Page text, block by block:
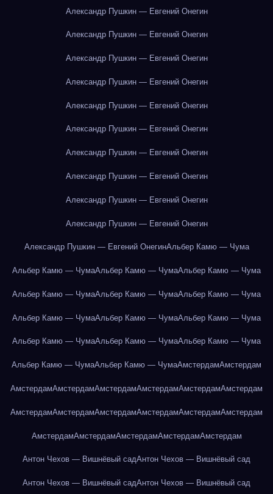
Александр Пушкин — Евгений Онегин
Александр Пушкин — Евгений Онегин
Александр Пушкин — Евгений Онегин
Александр Пушкин — Евгений Онегин
Александр Пушкин — Евгений Онегин
Александр Пушкин — Евгений Онегин
Александр Пушкин — Евгений Онегин
Александр Пушкин — Евгений Онегин
Александр Пушкин — Евгений Онегин
Александр Пушкин — Евгений Онегин
Александр Пушкин — Евгений ОнегинАльбер Камю — Чума
Альбер Камю — ЧумаАльбер Камю — ЧумаАльбер Камю — Чума
Альбер Камю — ЧумаАльбер Камю — ЧумаАльбер Камю — Чума
Альбер Камю — ЧумаАльбер Камю — ЧумаАльбер Камю — Чума
Альбер Камю — ЧумаАльбер Камю — ЧумаАльбер Камю — Чума
Альбер Камю — ЧумаАльбер Камю — ЧумаАмстердамАмстердам
АмстердамАмстердамАмстердамАмстердамАмстердамАмстердам
АмстердамАмстердамАмстердамАмстердамАмстердамАмстердам
АмстердамАмстердамАмстердамАмстердамАмстердам
Антон Чехов — Вишнёвый садАнтон Чехов — Вишнёвый сад
Антон Чехов — Вишнёвый садАнтон Чехов — Вишнёвый сад